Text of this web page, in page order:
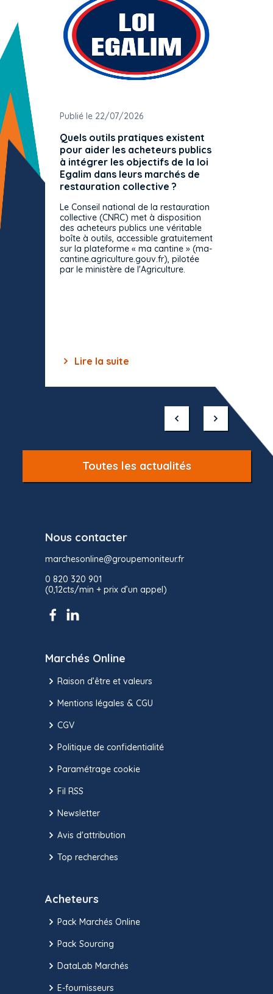
Publié le 22/07/2026
Quels outils pratiques existent
pour aider les acheteurs publics
à intégrer les objectifs de la loi
Egalim dans leurs marchés de
restauration collective ?
Le Conseil national de la restauration
collective (CNRC) met à disposition
des acheteurs publics une véritable
boîte à outils, accessible gratuitement
sur la plateforme « ma cantine » (ma-
cantine.agriculture.gouv.fr), pilotée
par le ministère de l'Agriculture.
Lire la suite
Toutes les actualités
Nous contacter
marchesonline@groupemoniteur.fr
0 820 320 901
(0,12cts/min + prix d’un appel)
Marchés Online
Raison d’être et valeurs
Mentions légales & CGU
CGV
Politique de confidentialité
Paramétrage cookie
Fil RSS
Newsletter
Avis d'attribution
Top recherches
Acheteurs
Pack Marchés Online
Pack Sourcing
DataLab Marchés
E-fournisseurs